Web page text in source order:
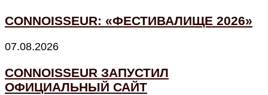
CONNOISSEUR: «ФЕСТИВАЛИЩЕ 2026»
07.08.2026
CONNOISSEUR ЗАПУСТИЛ
ОФИЦИАЛЬНЫЙ САЙТ